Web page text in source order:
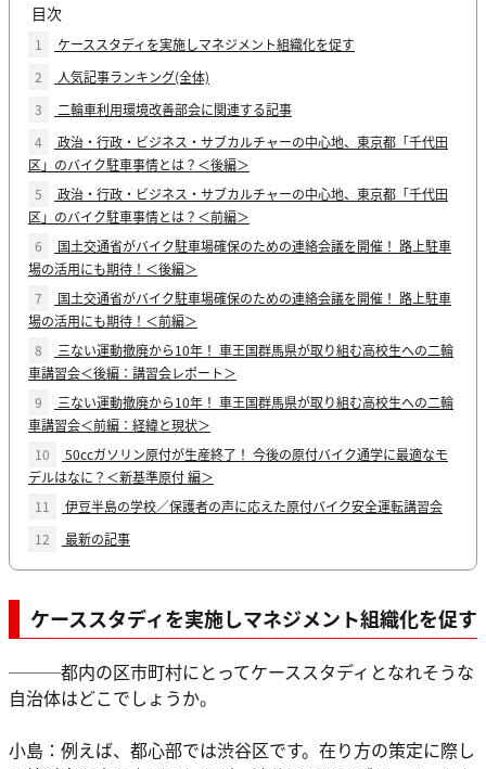
目次
1
ケーススタディを実施しマネジメント組織化を促す
2
人気記事ランキング(全体)
3
二輪車利用環境改善部会に関連する記事
4
政治・行政・ビジネス・サブカルチャーの中心地、東京都「千代田
区」のバイク駐車事情とは？＜後編＞
5
政治・行政・ビジネス・サブカルチャーの中心地、東京都「千代田
区」のバイク駐車事情とは？＜前編＞
6
国土交通省がバイク駐車場確保のための連絡会議を開催！ 路上駐車
場の活用にも期待！＜後編＞
7
国土交通省がバイク駐車場確保のための連絡会議を開催！ 路上駐車
場の活用にも期待！＜前編＞
8
三ない運動撤廃から10年！ 車王国群馬県が取り組む高校生への二輪
車講習会＜後編：講習会レポート＞
9
三ない運動撤廃から10年！ 車王国群馬県が取り組む高校生への二輪
車講習会＜前編：経緯と現状＞
10
50ccガソリン原付が生産終了！ 今後の原付バイク通学に最適なモ
デルはなに？＜新基準原付 編＞
11
伊豆半島の学校／保護者の声に応えた原付バイク安全運転講習会
12
最新の記事
ケーススタディを実施しマネジメント組織化を促す
───都内の区市町村にとってケーススタディとなれそうな
自治体はどこでしょうか。
小島：例えば、都心部では渋谷区です。在り方の策定に際し